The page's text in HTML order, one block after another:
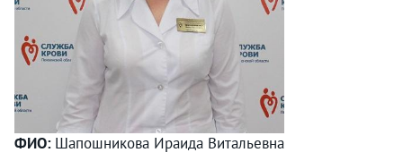
ФИО: Шапошникова Ираида Витальевна